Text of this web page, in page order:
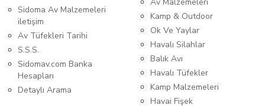
Sidoma Av Malzemeleri
iletişim
Av Tüfekleri Tarihi
S.S.S.
Sidomav.com Banka
Hesapları
Detaylı Arama
Kamp & Outdoor
Ok Ve Yaylar
Havalı Silahlar
Balık Avı
Havalı Tüfekler
Kamp Malzemeleri
Havai Fişek